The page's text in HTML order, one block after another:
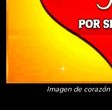
Imagen de